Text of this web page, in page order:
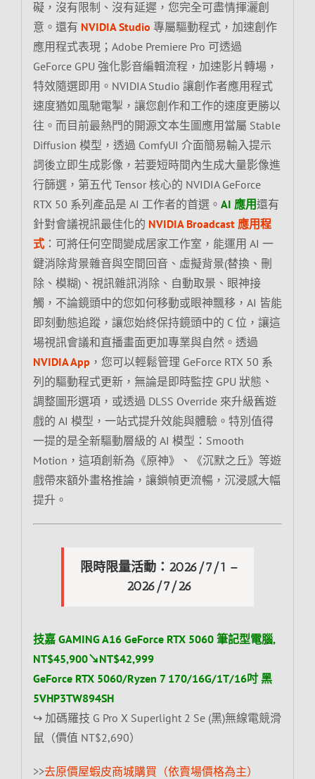
礙，沒有限制、沒有延遲，您完全可盡情揮灑創
意。還有 NVIDIA Studio 專屬驅動程式，加速創作
應用程式表現；Adobe Premiere Pro 可透過
GeForce GPU 強化影音編輯流程，加速影片轉場，
特效隨選即用。NVIDIA Studio 讓創作者應用程式
速度猶如風馳電掣，讓您創作和工作的速度更勝以
往。而目前最熱門的開源文本生圖應用當屬 Stable
Diffusion 模型，透過 ComfyUI 介面簡易輸入提示
詞後立即生成影像，若要短時間內生成大量影像進
行篩選，第五代 Tensor 核心的 NVIDIA GeForce
RTX 50 系列產品是 AI 工作者的首選。 AI 應用還有
針對會議視訊最佳化的 NVIDIA Broadcast 應用程
式：可將任何空間變成居家工作室，能運用 AI 一
鍵消除背景雜音與空間回音、虛擬背景(替換、刪
除、模糊)、視訊雜訊消除、自動取景、眼神接
觸，不論鏡頭中的您如何移動或眼神飄移，AI 皆能
即刻動態追蹤，讓您始終保持鏡頭中的 C 位，讓這
場視訊會議和直播畫面更加專業與自然。透過
NVIDIA App ，您可以輕鬆管理 GeForce RTX 50 系
列的驅動程式更新，無論是即時監控 GPU 狀態、
調整圖形選項，或透過 DLSS Override 來升級舊遊
戲的 AI 模型，一站式提升效能與體驗。特別值得
一提的是全新驅動層級的 AI 模型：Smooth
Motion，這項創新為《原神》、《沉默之丘》等遊
戲帶來額外畫格推論，讓鎖幀更流暢，沉浸感大幅
提升。
限時限量活動：2026/7/1 –
2026/7/26
技嘉 GAMING A16 GeForce RTX 5060 筆記型電腦,
NT$45,900↘NT$42,999
GeForce RTX 5060/Ryzen 7 170/16G/1T/16吋 黑
5VHP3TW894SH
↪ 加碼羅技 G Pro X Superlight 2 Se (黑)無線電競滑
鼠（價值 NT$2,690）
>>去原價屋蝦皮商城購買（依賣場價格為主）